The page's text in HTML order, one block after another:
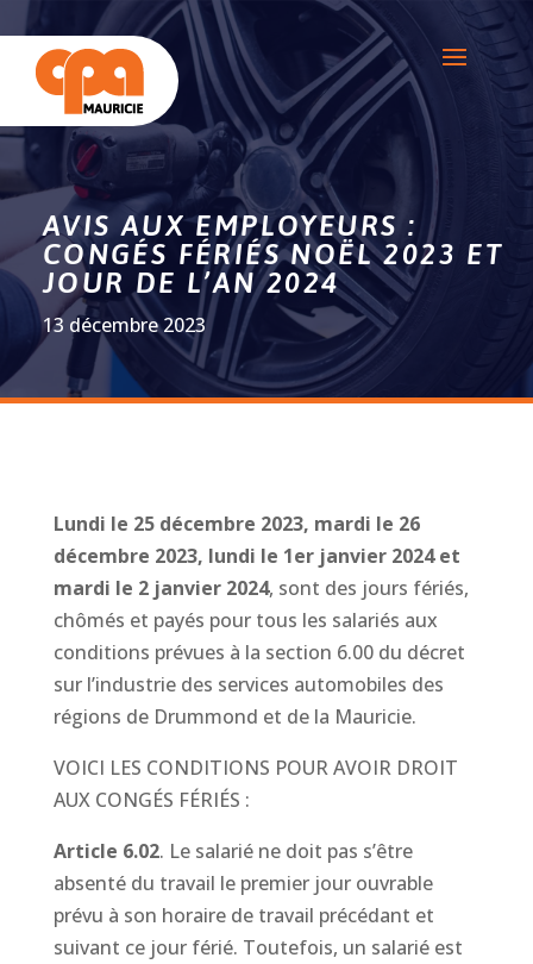
AVIS AUX EMPLOYEURS :
CONGÉS FÉRIÉS NOËL 2023 ET
JOUR DE L’AN 2024
13 décembre 2023
Lundi le 25 décembre 2023, mardi le 26
décembre 2023, lundi le 1er janvier 2024 et
mardi le 2 janvier 2024, sont des jours fériés,
chômés et payés pour tous les salariés aux
conditions prévues à la section 6.00 du décret
sur l’industrie des services automobiles des
régions de Drummond et de la Mauricie.
VOICI LES CONDITIONS POUR AVOIR DROIT
AUX CONGÉS FÉRIÉS :
Article 6.02. Le salarié ne doit pas s’être
absenté du travail le premier jour ouvrable
prévu à son horaire de travail précédant et
suivant ce jour férié. Toutefois, un salarié est